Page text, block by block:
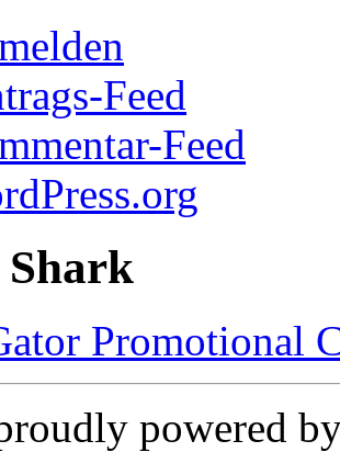
Feed
Feed
Shark
Promotional
powered